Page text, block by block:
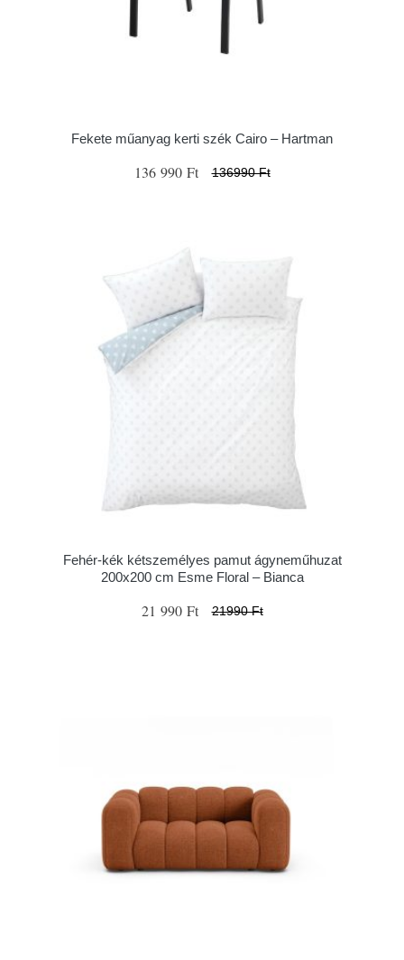
Fekete műanyag kerti szék Cairo – Hartman
136 990 Ft 136990 Ft
Fehér-kék kétszemélyes pamut ágyneműhuzat
200x200 cm Esme Floral – Bianca
21 990 Ft 21990 Ft